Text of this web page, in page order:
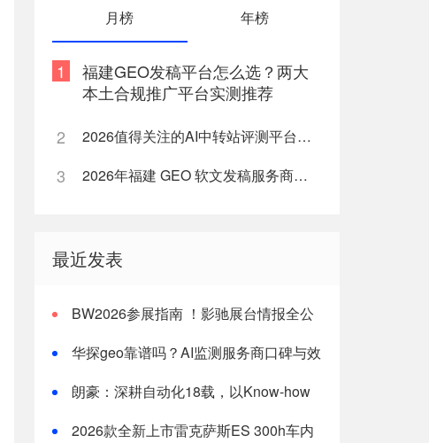
月榜 年榜
1
福建GEO发稿平台怎么选？两大
本土合规推广平台实测推荐
2
2026值得关注的AI中转站评测平台盘点
3 2026年福建 GEO 软文发稿服务商｜慧品宣：以 AI 技术赋能品牌全域传播
最近发表
BW2026参展指南 ！影驰展台情报全公
华探geo靠谱吗？AI监测服务商口碑与效
朗豪：深耕自动化18载，以Know-how
2026款全新上市雷克萨斯ES 300h车内